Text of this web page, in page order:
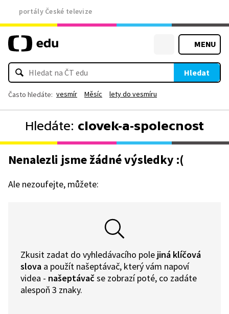
portály České televize
MENU
Hledat
Často hledáte: vesmír Měsíc lety do vesmíru
Hledáte: clovek-a-spolecnost
Nenalezli jsme žádné výsledky :(
Ale nezoufejte, můžete:
Zkusit zadat do vyhledávacího pole jiná klíčová
slova a použít našeptávač, který vám napoví
videa - našeptávač se zobrazí poté, co zadáte
alespoň 3 znaky.